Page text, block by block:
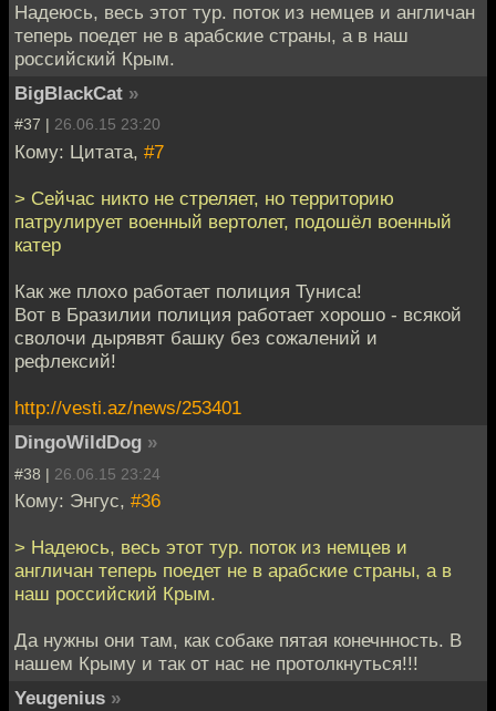
Надеюсь, весь этот тур. поток из немцев и англичан
теперь поедет не в арабские страны, а в наш
российский Крым.
BigBlackCat »
#37 | 26.06.15 23:20
Кому: Цитата, #7
> Сейчас никто не стреляет, но территорию
патрулирует военный вертолет, подошёл военный
катер
Как же плохо работает полиция Туниса!
Вот в Бразилии полиция работает хорошо - всякой
сволочи дырявят башку без сожалений и
рефлексий!
http://vesti.az/news/253401
DingoWildDog »
#38 | 26.06.15 23:24
Кому: Энгус, #36
> Надеюсь, весь этот тур. поток из немцев и
англичан теперь поедет не в арабские страны, а в
наш российский Крым.
Да нужны они там, как собаке пятая конечнность. В
нашем Крыму и так от нас не протолкнуться!!!
Yeugenius »